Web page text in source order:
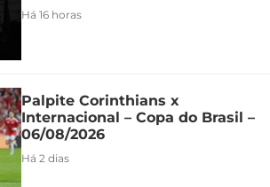
Há 16 horas
Palpite Corinthians x
Internacional – Copa do Brasil –
06/08/2026
Há 2 dias